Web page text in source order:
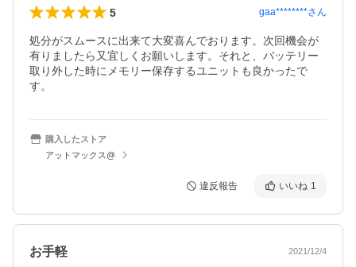
5 gaa********さん
処分がスムースに出来て大変喜んでおります。次回機会が
有りましたら又宜しくお願いします。それと、バッテリー
取り外した時にメモリー保存するユニットも良かったで
す。
購入したストア
アットマックス@
違反報告 いいね 1
お手軽 2021/12/4